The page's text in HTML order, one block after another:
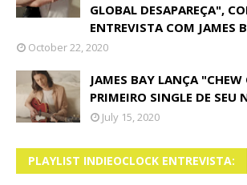
GLOBAL DESAPAREÇA",
ENTREVISTA COM JAMES
October 22, 2020
JAMES BAY LANÇA
PRIMEIRO SINGLE DE SEU
July 15, 2020
PLAYLIST INDIEOCLOCK ENTREVISTA: